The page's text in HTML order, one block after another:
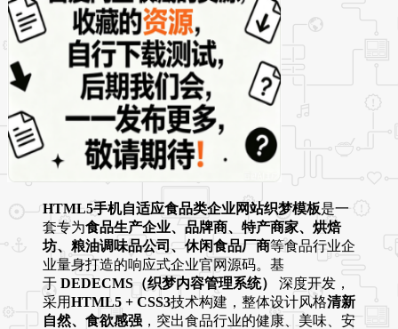
HTML5手机自适应食品类企业网站织梦模板是一
套专为食品生产企业、品牌商、特产商家、烘焙
坊、粮油调味品公司、休闲食品厂商等食品行业企
业量身打造的响应式企业官网源码。基
于 DEDECMS（织梦内容管理系统）
深度开发，
采用HTML5 + CSS3技术构建，整体设计风格清新
自然、食欲感强 ，突出食品行业的健康、美味、安